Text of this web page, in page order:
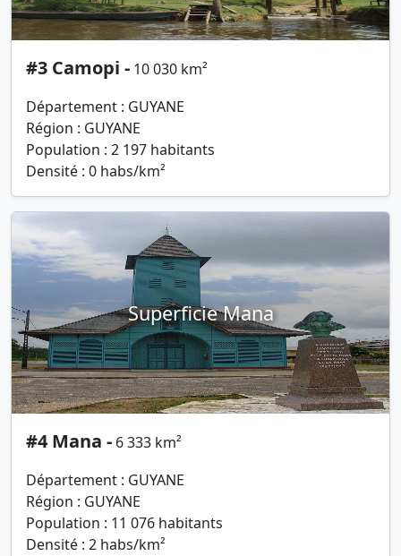
#3 Camopi - 10 030 km²
Département : GUYANE
Région : GUYANE
Population : 2 197 habitants
Densité : 0 habs/km²
Superficie Mana
#4 Mana - 6 333 km²
Département : GUYANE
Région : GUYANE
Population : 11 076 habitants
Densité : 2 habs/km²